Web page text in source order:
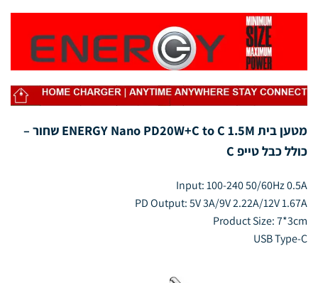
מטען בית ENERGY Nano PD20W+C to C 1.5M שחור –
כולל כבל טייפ C
Input: 100-240 50/60Hz 0.5A
PD Output: 5V 3A/9V 2.22A/12V 1.67A
Product Size: 7*3cm
USB Type-C